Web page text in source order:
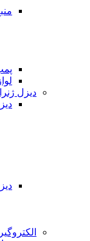
دیزل